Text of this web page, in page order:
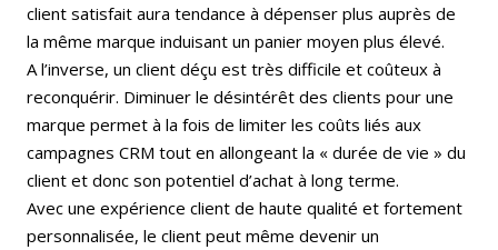
client satisfait aura tendance à dépenser plus auprès de
la même marque induisant un panier moyen plus élevé.
A l’inverse, un client déçu est très difficile et coûteux à
reconquérir. Diminuer le désintérêt des clients pour une
marque permet à la fois de limiter les coûts liés aux
campagnes CRM tout en allongeant la « durée de vie » du
client et donc son potentiel d’achat à long terme.
Avec une expérience client de haute qualité et fortement
personnalisée, le client peut même devenir un